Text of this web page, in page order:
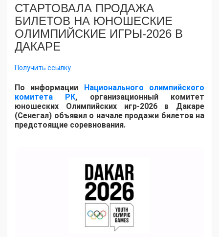
СТАРТОВАЛА ПРОДАЖА
БИЛЕТОВ НА ЮНОШЕСКИЕ
ОЛИМПИЙСКИЕ ИГРЫ-2026 В
ДАКАРЕ
Получить ссылку
По информации Национального олимпийского
комитета РК, организационный комитет
юношеских Олимпийских игр-2026 в Дакаре
(Сенегал) объявил о начале продажи билетов на
предстоящие соревнования.